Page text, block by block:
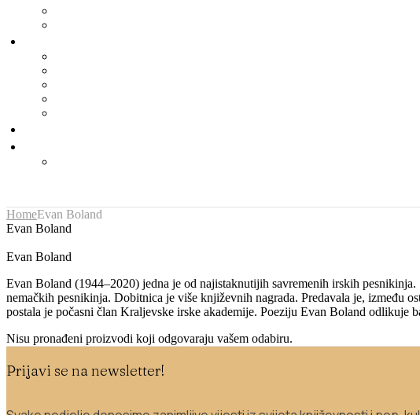
HomeEvan Boland
Evan Boland
Evan Boland
Evan Boland (1944–2020) jedna je od najistaknutijih savremenih irskih
nemačkih pesnikinja. Dobitnica je više književnih nagrada. Predavala je, između
postala je počasni član Kraljevske irske akademije. Poeziju Evan Boland
Nisu pronađeni proizvodi koji odgovaraju vašem odabiru.
Prijavi se na newsletter!